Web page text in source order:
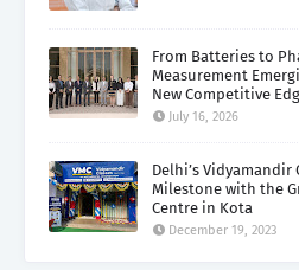
From Batteries to
Measurement
New Competitive
July 16, 2026
Delhi’s Vidyamandir
Milestone with the
Centre in Kota
December 19, 2023